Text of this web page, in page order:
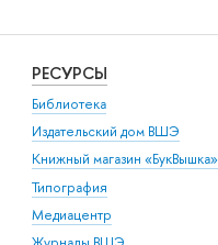
РЕСУРСЫ
Библиотека
Издательский дом ВШЭ
Книжный магазин «БукВышка»
Типография
Медиацентр